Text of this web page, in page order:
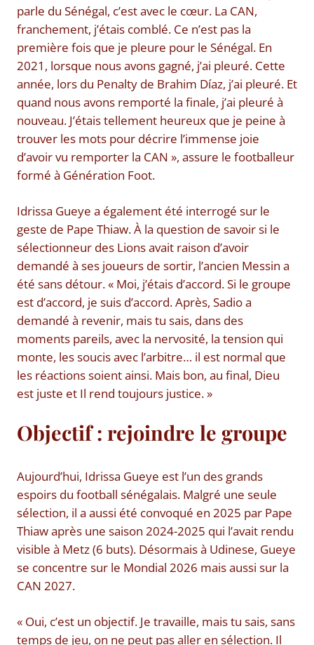
parle du Sénégal, c’est avec le cœur. La CAN,
franchement, j’étais comblé. Ce n’est pas la
première fois que je pleure pour le Sénégal. En
2021, lorsque nous avons gagné, j’ai pleuré. Cette
année, lors du Penalty de Brahim Díaz, j’ai pleuré. Et
quand nous avons remporté la finale, j’ai pleuré à
nouveau. J’étais tellement heureux que je peine à
trouver les mots pour décrire l’immense joie
d’avoir vu remporter la CAN », assure le footballeur
formé à Génération Foot.
Idrissa Gueye a également été interrogé sur le
geste de Pape Thiaw. À la question de savoir si le
sélectionneur des Lions avait raison d’avoir
demandé à ses joueurs de sortir, l’ancien Messin a
été sans détour. « Moi, j’étais d’accord. Si le groupe
est d’accord, je suis d’accord. Après, Sadio a
demandé à revenir, mais tu sais, dans des
moments pareils, avec la nervosité, la tension qui
monte, les soucis avec l’arbitre… il est normal que
les réactions soient ainsi. Mais bon, au final, Dieu
est juste et Il rend toujours justice. »
Objectif : rejoindre le groupe
Aujourd’hui, Idrissa Gueye est l’un des grands
espoirs du football sénégalais. Malgré une seule
sélection, il a aussi été convoqué en 2025 par Pape
Thiaw après une saison 2024-2025 qui l’avait rendu
visible à Metz (6 buts). Désormais à Udinese, Gueye
se concentre sur le Mondial 2026 mais aussi sur la
CAN 2027.
« Oui, c’est un objectif. Je travaille, mais tu sais, sans
temps de jeu, on ne peut pas aller en sélection. Il